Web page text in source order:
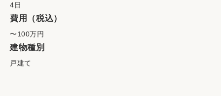
4日
費用（税込）
〜100万円
建物種別
戸建て